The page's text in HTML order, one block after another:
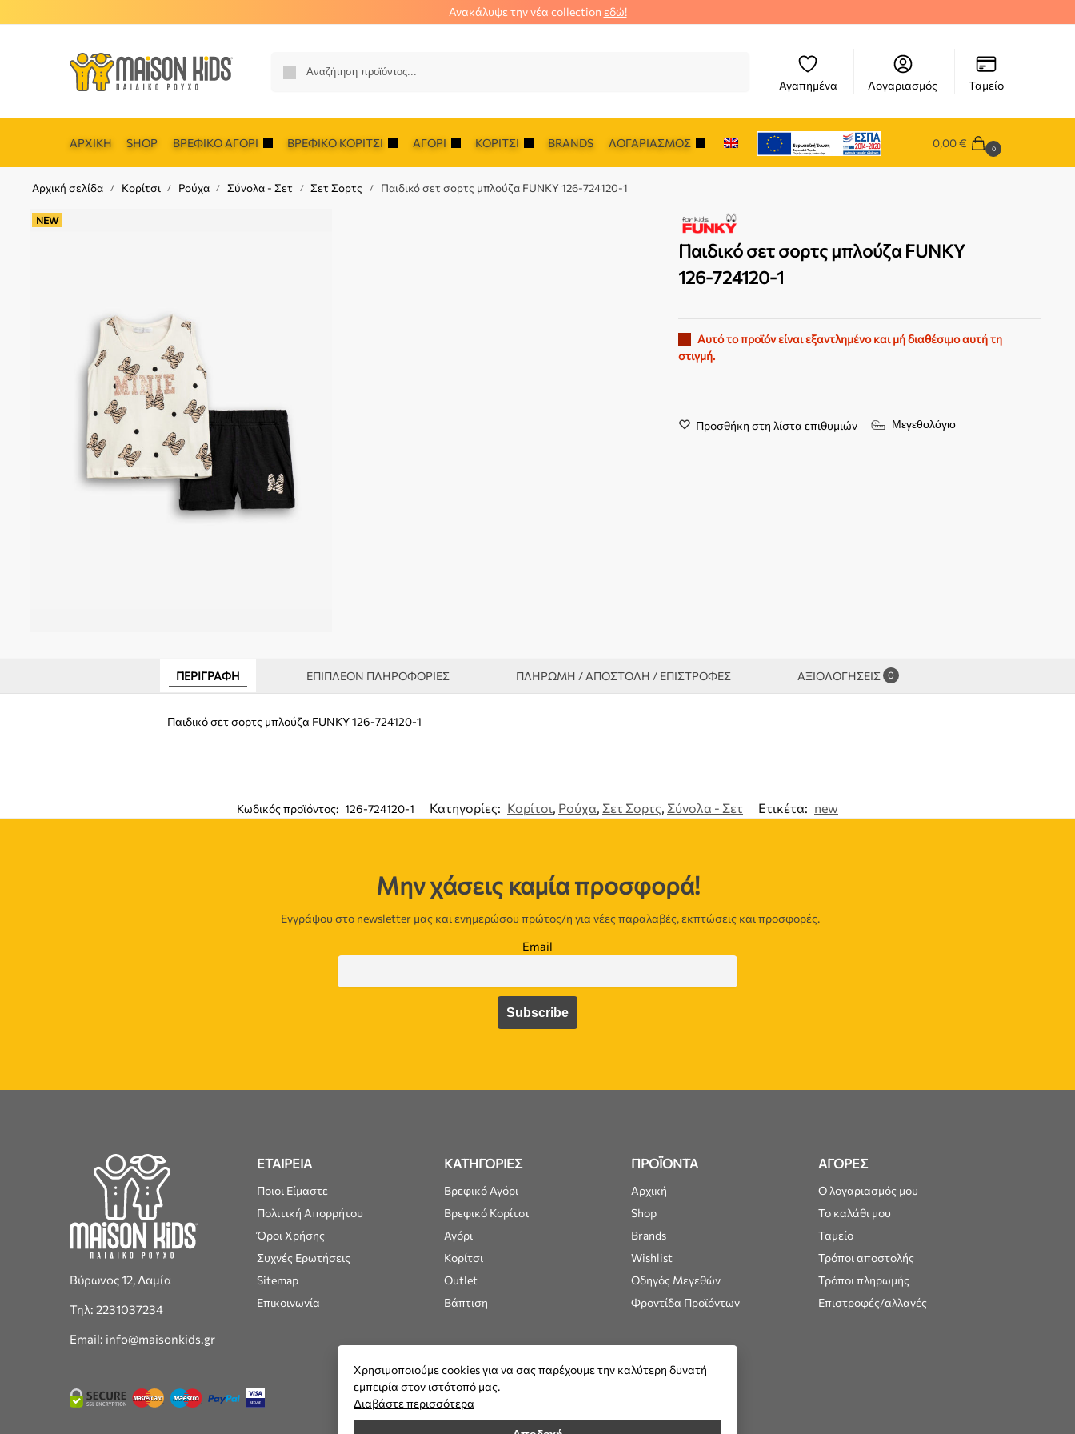
Ανακάλυψε την νέα collection εδώ!
Αγαπημένα Λογαριασμός Ταμείο
ΑΡΧΙΚΉ SHOP ΒΡΕΦΙΚΌ ΑΓΌΡΙ ΒΡΕΦΙΚΌ ΚΟΡΊΤΣΙ ΑΓΌΡΙ ΚΟΡΊΤΣΙ BRANDS ΛΟΓΑΡΙΑΣΜΌΣ 0,00€ 0
Αρχική σελίδα / Κορίτσι / Ρούχα / Σύνολα - Σετ / Σετ Σορτς / Παιδικό σετ σορτς μπλούζα FUNKY 126-724120-1
NEW
Παιδικό σετ σορτς μπλούζα FUNKY
126-724120-1
Αυτό το προϊόν είναι εξαντλημένο και μή διαθέσιμο αυτή τη
στιγμή.
Προσθήκη στη λίστα επιθυμιών Μεγεθολόγιο
ΠΕΡΙΓΡΑΦΉ ΕΠΙΠΛΈΟΝ ΠΛΗΡΟΦΟΡΊΕΣ ΠΛΗΡΩΜΗ / ΑΠΟΣΤΟΛΗ / ΕΠΙΣΤΡΟΦΕΣ ΑΞΙΟΛΟΓΉΣΕΙΣ 0
Παιδικό σετ σορτς μπλούζα FUNKY 126-724120-1
Κωδικός προϊόντος: 126-724120-1 Κατηγορίες: Κορίτσι Ρούχα Σετ Σορτς Σύνολα - Σετ Ετικέτα: new
Μην χάσεις καμία προσφορά!
Εγγράψου στο newsletter μας και ενημερώσου πρώτος/η για νέες παραλαβές, εκπτώσεις και προσφορές.
Email
Βύρωνος 12, Λαμία
Τηλ: 2231037234
Email: info@maisonkids.gr
ΕΤΑΙΡΕΙΑ
Ποιοι Είμαστε
Πολιτική Απορρήτου
Όροι Χρήσης
Συχνές Ερωτήσεις
Sitemap
Επικοινωνία
ΚΑΤΗΓΟΡΙΕΣ
Βρεφικό Αγόρι
Βρεφικό Κορίτσι
Αγόρι
Κορίτσι
Outlet
Βάπτιση
ΠΡΟΪΟΝΤΑ
Αρχική
Shop
Brands
Wishlist
Οδηγός Μεγεθών
Φροντίδα Προϊόντων
ΑΓΟΡΕΣ
Ο λογαριασμός μου
Το καλάθι μου
Ταμείο
Τρόποι αποστολής
Τρόποι πληρωμής
Επιστροφές/αλλαγές
Χρησιμοποιούμε cookies για να σας παρέχουμε την καλύτερη δυνατή
εμπειρία στον ιστότοπό μας.
Διαβάστε περισσότερα